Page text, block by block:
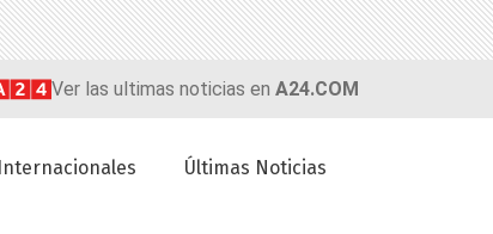
Ver las ultimas noticias en A24.COM
Internacionales Últimas Noticias